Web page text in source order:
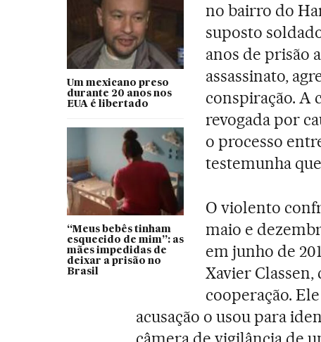
Um mexicano preso
durante 20 anos nos
EUA é libertado
“Meus bebês tinham
esquecido de mim”: as
mães impedidas de
deixar a prisão no
Brasil
no bairro do
suposto
anos de prisão
assassinato,
conspiração. A
revogada por
o processo
testemunha
O violento
maio e
em junho de
Xavier
cooperação.
acusação o usou para